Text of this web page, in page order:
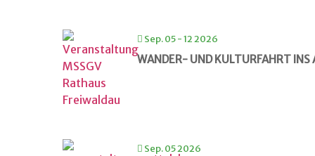
Sep. 05 - 12 2026
WANDER- UND KULTURFAHRT INS
Sep. 05 2026